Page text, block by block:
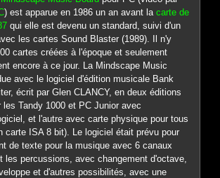
) est apparue en 1986 un an avant lacarte de
qui elle est devenu un standard, suivi d'un
les cartes Sound Blaster (1989). Il n'y
cartes créées à l'époque et seulement
encore à ce jour. La Mindscape Music
avec le logiciel d'édition musicale Bank
écrit par Glen CLANCY, en deux éditions
les Tandy 1000 et PC Junior avec
et l'autre avec carte physique pour tous
carte ISA 8 bit). Le logiciel était prévu pour
de texte pour la musique avec 6 canaux
les percussions, avec changement d'octave,
et d'autres possibilités, avec une